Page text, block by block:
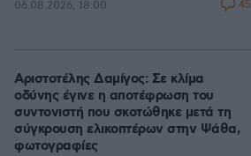
06.08.2026, 18:00 45
Αριστοτέλης Δαμίγος: Σε κλίμα
οδύνης έγινε η αποτέφρωση του
συντονιστή που σκοτώθηκε μετά τη
σύγκρουση ελικοπτέρων στην Ψάθα,
φωτογραφίες